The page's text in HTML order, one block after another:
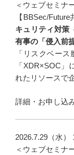
＜ウェブセミナ
【BBSec/Future
キュリティ対策
有事の「侵入前
「リスクベー
「XDR×SOC
れたリソースで
詳細・お申し込
2026.7.29（水）
＜ウェブセミナ